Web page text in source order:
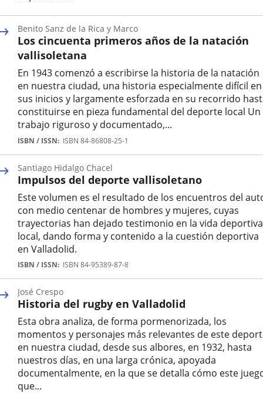
Los cincuenta primeros años de la natación
vallisoletana
En 1943 comenzó a escribirse la historia de la natación
en nuestra ciudad, una historia especialmente difícil en
sus inicios y largamente esforzada en su recorrido
constituirse en pieza fundamental del deporte local Un
trabajo riguroso y documentado,...
Autor
Benito Sanz de la Rica y Marco
ISBN / ISSN ISBN 84-86808-25-1
Impulsos del deporte vallisoletano
Este volumen es el resultado de los encuentros del
con medio centenar de hombres y mujeres, cuyas
trayectorias han dejado testimonio en la vida deportiva
local, dando forma y contenido a la cuestión deportiva
en Valladolid.
Autor
Santiago Hidalgo Chacel
ISBN / ISSN ISBN 84-95389-87-8
Historia del rugby en Valladolid
Esta obra analiza, de forma pormenorizada, los
momentos y personajes más relevantes de este
en nuestra ciudad, desde sus albores, en 1932, hasta
nuestros días, en una larga crónica, apoyada
documentalmente, en la que se detalla cómo este
que...
José Crespo